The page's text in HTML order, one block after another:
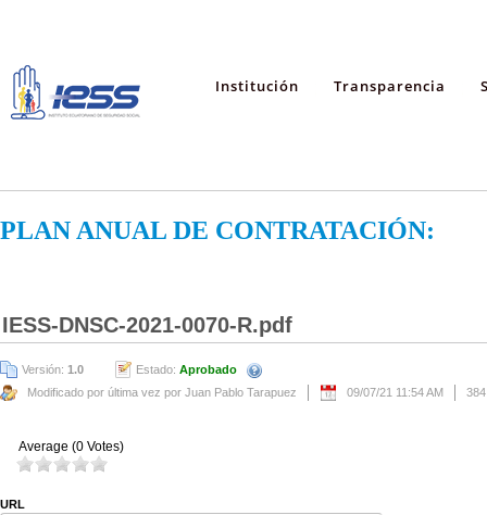
Institución Transparencia
PLAN ANUAL DE CONTRATACIÓN:
IESS-DNSC-2021-0070-R.pdf
Versión: 1.0 Estado: Aprobado
Modificado por última vez por Juan Pablo Tarapuez
09/07/21 11:54 AM
Average (0 Votes)
URL